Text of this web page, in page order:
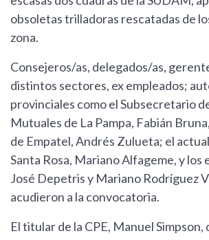
obsoletas trilladoras rescatadas de
zona.
Consejeros/as, delegados/as,
distintos sectores, ex empleados;
provinciales como el Subsecretario
Mutuales de La Pampa, Fabián
de Empatel, Andrés Zulueta; el
Santa Rosa, Mariano Alfageme, y los
José Depetris y Mariano Rodríguez
acudieron a la convocatoria.
El titular de la CPE, Manuel Simpson,